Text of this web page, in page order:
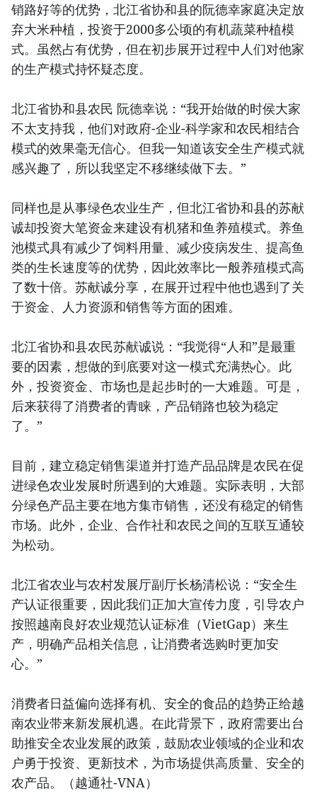
销路好等的优势，北江省协和县的阮德幸家庭决定放
弃大米种植，投资于2000多公顷的有机蔬菜种植模
式。虽然占有优势，但在初步展开过程中人们对他家
的生产模式持怀疑态度。
北江省协和县农民 阮德幸说：“我开始做的时侯大家
不太支持我，他们对政府-企业-科学家和农民相结合
模式的效果毫无信心。但我一知道该安全生产模式就
感兴趣了，所以我坚定不移继续做下去。”
同样也是从事绿色农业生产，但北江省协和县的苏献
诚却投资大笔资金来建设有机猪和鱼养殖模式。养鱼
池模式具有减少了饲料用量、减少疫病发生、提高鱼
类的生长速度等的优势，因此效率比一般养殖模式高
了数十倍。苏献诚分享，在展开过程中他也遇到了关
于资金、人力资源和销售等方面的困难。
北江省协和县农民苏献诚说：“我觉得“人和”是最重
要的因素，想做的到底要对这一模式充满热心。此
外，投资资金、市场也是起步时的一大难题。可是，
后来获得了消费者的青睐，产品销路也较为稳定
了。”
目前，建立稳定销售渠道并打造产品品牌是农民在促
进绿色农业发展时所遇到的大难题。实际表明，大部
分绿色产品主要在地方集市销售，还没有稳定的销售
市场。此外，企业、合作社和农民之间的互联互通较
为松动。
北江省农业与农村发展厅副厅长杨清松说：“安全生
产认证很重要，因此我们正加大宣传力度，引导农户
按照越南良好农业规范认证标准（VietGap）来生
产，明确产品相关信息，让消费者选购时更加安
心。”
消费者日益偏向选择有机、安全的食品的趋势正给越
南农业带来新发展机遇。在此背景下，政府需要出台
助推安全农业发展的政策，鼓励农业领域的企业和农
户勇于投资、更新技术，为市场提供高质量、安全的
农产品。（越通社-VNA）